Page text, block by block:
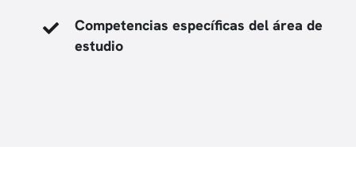
Competencias específicas del área de
estudio